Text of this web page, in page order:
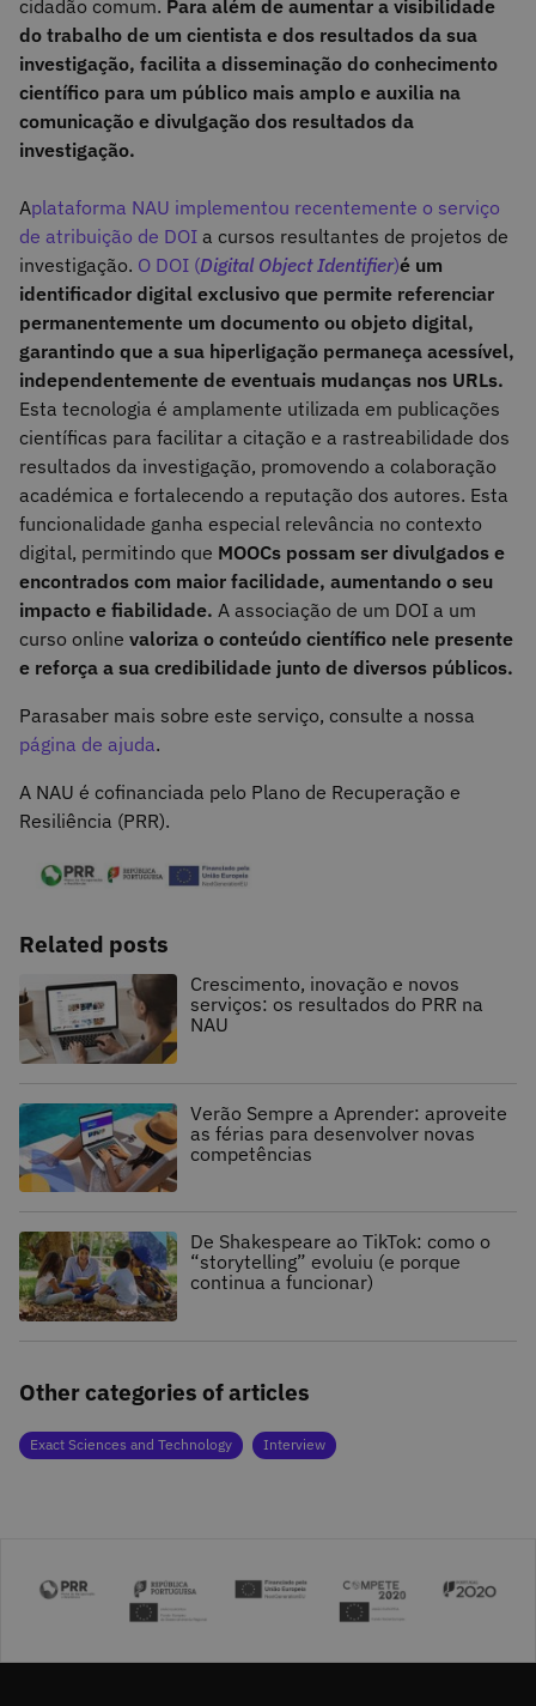
cidadão comum. Para além de aumentar a visibilidade
do trabalho de um cientista e dos resultados da sua
investigação, facilita a disseminação do conhecimento
científico para um público mais amplo e auxilia na
comunicação e divulgação dos resultados da
investigação.
Aplataforma NAU implementou recentemente o serviço
de atribuição de DOI a cursos resultantes de projetos de
investigação. O DOI (Digital Object Identifier)é um
identificador digital exclusivo que permite referenciar
permanentemente um documento ou objeto digital,
garantindo que a sua hiperligação permaneça acessível,
independentemente de eventuais mudanças nos URLs.
Esta tecnologia é amplamente utilizada em publicações
científicas para facilitar a citação e a rastreabilidade dos
resultados da investigação, promovendo a colaboração
académica e fortalecendo a reputação dos autores. Esta
funcionalidade ganha especial relevância no contexto
digital, permitindo que MOOCs possam ser divulgados e
encontrados com maior facilidade, aumentando o seu
impacto e fiabilidade. A associação de um DOI a um
curso online valoriza o conteúdo científico nele presente
e reforça a sua credibilidade junto de diversos públicos.
Parasaber mais sobre este serviço, consulte a nossa
página de ajuda.
A NAU é cofinanciada pelo Plano de Recuperação e
Resiliência (PRR).
Related posts
Crescimento, inovação e novos
serviços: os resultados do PRR na
NAU
Verão Sempre a Aprender: aproveite
as férias para desenvolver novas
competências
De Shakespeare ao TikTok: como o
“storytelling” evoluiu (e porque
continua a funcionar)
Other categories of articles
Exact Sciences and Technology Interview